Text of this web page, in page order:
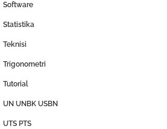
Software
Statistika
Teknisi
Trigonometri
Tutorial
UN UNBK USBN
UTS PTS